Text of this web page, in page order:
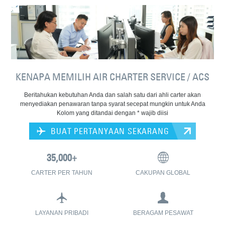
KENAPA MEMILIH AIR CHARTER SERVICE / ACS
Beritahukan kebutuhan Anda dan salah satu dari ahli carter akan
menyediakan penawaran tanpa syarat secepat mungkin untuk Anda
Kolom yang ditandai dengan * wajib diisi
BUAT PERTANYAAN SEKARANG
CARTER PER TAHUN CAKUPAN GLOBAL
LAYANAN PRIBADI BERAGAM PESAWAT